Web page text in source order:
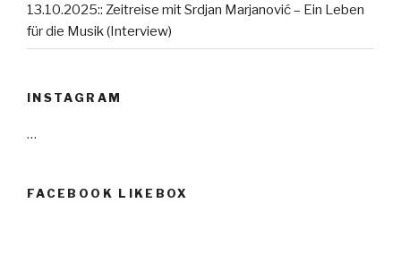
13.10.2025:: Zeitreise mit Srdjan Marjanović – Ein Leben
für die Musik (Interview)
INSTAGRAM
…
FACEBOOK LIKEBOX